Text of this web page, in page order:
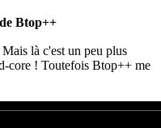
Btop++
là c'est un peu plus
core ! Toutefois Btop++ me